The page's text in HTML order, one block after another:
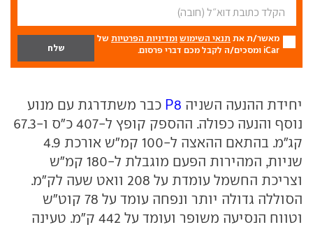
מאשר/ת את תנאי השימוש ומדיניות הפרטיות של
iCar ומסכים/ה לקבל מכם דברי פרסום.
יחידת ההנעה השניה P8 כבר משתדרגת עם מנוע
נוסף והנעה כפולה. ההספק קופץ ל-407 כ"ס ו-67.3
קג"מ. בהתאם ההאצה ל-100 קמ"ש אורכת 4.9
שניות, המהירות הפעם מוגבלת ל-180 קמ"ש
וצריכת החשמל עומדת על 208 וואט שעה לק"מ.
הסוללה גדולה יותר ונפחה עומד על 78 קוט"ש
וטווח הנסיעה משופר ועומד על 442 ק"מ. טעינה